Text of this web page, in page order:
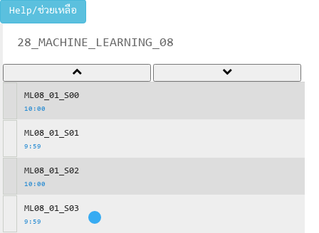
Help/ช่วยเหลือ
28_MACHINE_LEARNING_08
ML08_01_S00
10:00
ML08_01_S01
9:59
ML08_01_S02
10:00
ML08_01_S03
9:59